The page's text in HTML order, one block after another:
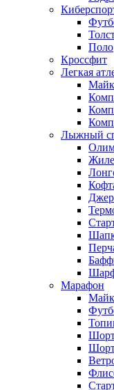
Поло
Кроссфит
Легкая
Лыжный
Марафон